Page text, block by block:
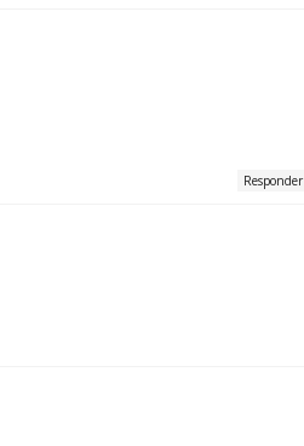
Responder